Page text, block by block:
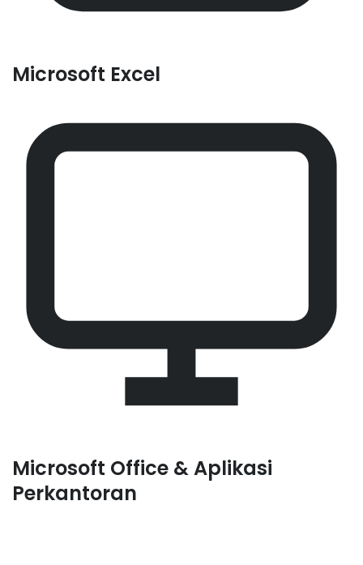
Microsoft Excel
Microsoft Office & Aplikasi
Perkantoran